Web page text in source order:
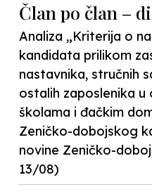
Član po član –
Analiza „Kriterija o
kandidata prilikom
nastavnika, stručnih
ostalih zaposlenika u
školama i đačkim
Zeničko-dobojskog
novine Zeničko-
13/08)